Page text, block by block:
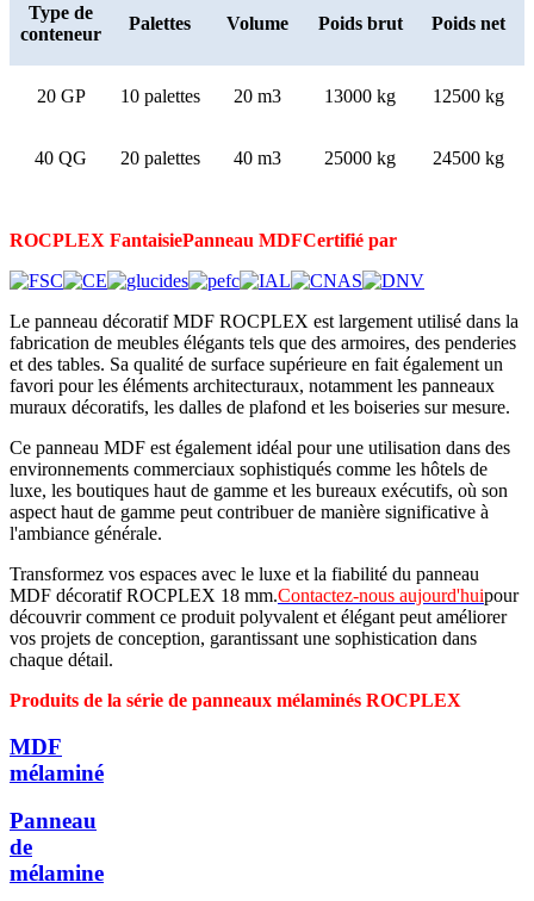
Type de
conteneur
Palettes Volume Poids brut Poids net
20 GP 10 palettes 20 m3 13000 kg 12500 kg
40 QG 20 palettes 40 m3 25000 kg 24500 kg
ROCPLEX FantaisiePanneau MDFCertifié par
Le panneau décoratif MDF ROCPLEX est largement utilisé dans la
fabrication de meubles élégants tels que des armoires, des penderies
et des tables. Sa qualité de surface supérieure en fait également un
favori pour les éléments architecturaux, notamment les panneaux
muraux décoratifs, les dalles de plafond et les boiseries sur mesure.
Ce panneau MDF est également idéal pour une utilisation dans des
environnements commerciaux sophistiqués comme les hôtels de
luxe, les boutiques haut de gamme et les bureaux exécutifs, où son
aspect haut de gamme peut contribuer de manière significative à
l'ambiance générale.
Transformez vos espaces avec le luxe et la fiabilité du panneau
MDF décoratif ROCPLEX 18 mm.Contactez-nous aujourd'huipour
découvrir comment ce produit polyvalent et élégant peut améliorer
vos projets de conception, garantissant une sophistication dans
chaque détail.
Produits de la série de panneaux mélaminés ROCPLEX
MDF
mélaminé
Panneau
de
mélamine